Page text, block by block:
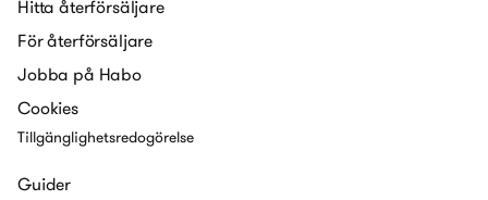
Hitta återförsäljare
För återförsäljare
Jobba på Habo
Cookies
Tillgänglighetsredogörelse
Guider